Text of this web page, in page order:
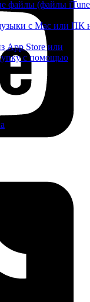
файлы (файлы
с Mac или ПК
App Store или
с помощью